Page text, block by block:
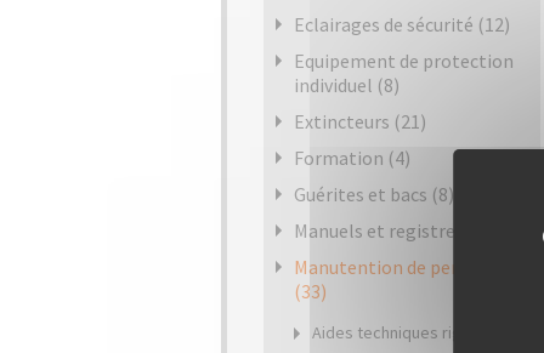
Eclairages de sécurité (12)
Equipement de protection
individuel (8)
Extincteurs (21)
Formation (4)
Guérites et bacs (8)
Manuels et registres (6)
Manutention de personnes
(33)
Aides techniques rigides (14)